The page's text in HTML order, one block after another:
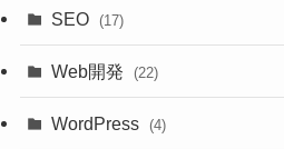
SEO (17)
Web開発 (22)
WordPress (4)